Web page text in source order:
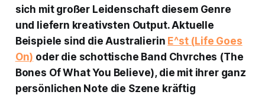
sich mit großer Leidenschaft diesem Genre
und liefern kreativsten Output. Aktuelle
Beispiele sind die Australierin E^st (Life Goes
On) oder die schottische Band Chvrches (The
Bones Of What You Believe), die mit ihrer ganz
persönlichen Note die Szene kräftig